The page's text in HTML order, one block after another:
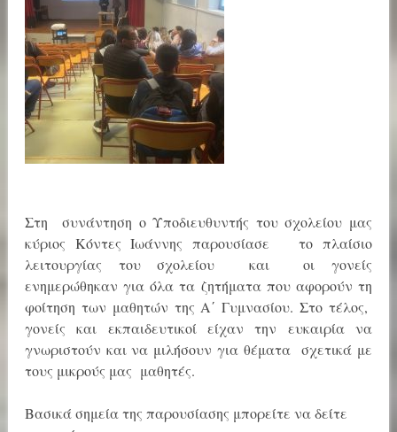
Στη συνάντηση ο Υποδιευθυντής του σχολείου μας
κύριος Κόντες Ιωάννης παρουσίασε το πλαίσιο
λειτουργίας του σχολείου και οι γονείς
ενημερώθηκαν για όλα τα ζητήματα που αφορούν τη
φοίτηση των μαθητών της Α΄ Γυμνασίου. Στο τέλος,
γονείς και εκπαιδευτικοί είχαν την ευκαιρία να
γνωριστούν και να μιλήσουν για θέματα σχετικά με
τους μικρούς μας μαθητές.
Βασικά σημεία της παρουσίασης μπορείτε να δείτε